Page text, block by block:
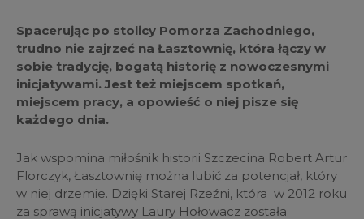
Spacerując po stolicy Pomorza Zachodniego,
trudno nie zajrzeć na Łasztownię, która łączy w
sobie tradycję, bogatą historię z nowoczesnymi
inicjatywami. Jest też miejscem spotkań,
miejscem pracy, a opowieść o niej pisze się
każdego dnia.
Jak wspomina miłośnik historii Szczecina Robert Artur
Florczyk, Łasztownię można lubić za potencjał, który
w niej drzemie. Dzięki Starej Rzeźni, która w 2012 roku
za sprawą inicjatywy Laury Hołowacz została